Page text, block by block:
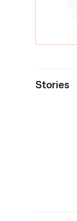
Stories